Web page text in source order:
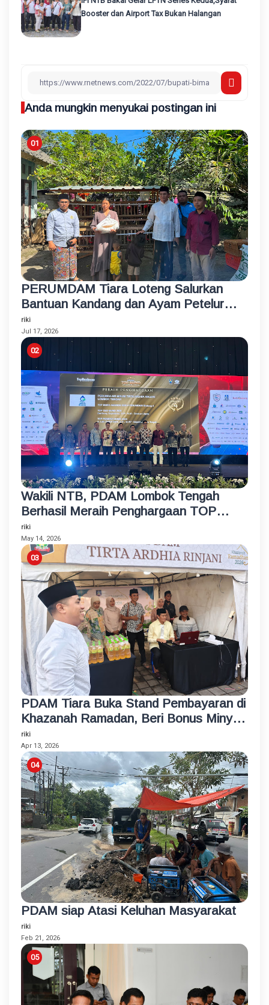
Booster dan Airport Tax Bukan Halangan
Anda mungkin menyukai postingan ini
PERUMDAM Tiara Loteng Salurkan
Bantuan Kandang dan Ayam Petelur
Rumahan untuk Santri Korban
Kebakaran
riki
Jul 17, 2026
Wakili NTB, PDAM Lombok Tengah
Berhasil Meraih Penghargaan TOP
BUMD Bintang 4 Tahun 2026
riki
May 14, 2026
PDAM Tiara Buka Stand Pembayaran di
Khazanah Ramadan, Beri Bonus Minyak
Goreng
riki
Apr 13, 2026
PDAM siap Atasi Keluhan Masyarakat
riki
Feb 21, 2026